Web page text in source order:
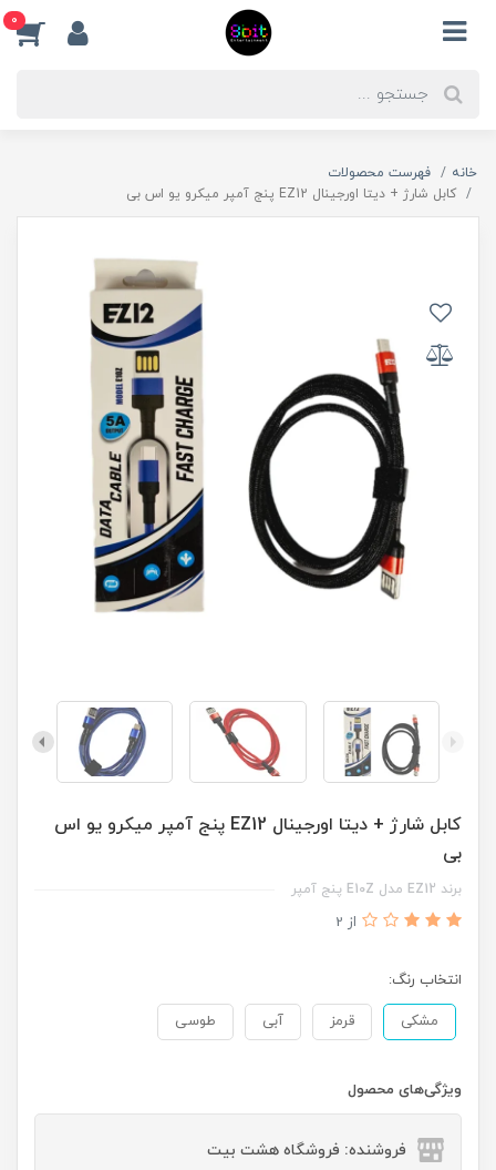
0
خانه
فهرست محصولات
کابل شارژ + دیتا اورجینال EZ12 پنج آمپر میکرو یو اس بی
کابل شارژ + دیتا اورجینال EZ12 پنج آمپر میکرو یو اس
بی
برند EZ12 مدل E10Z پنج آمپر
از 2
انتخاب رنگ:
مشکی قرمز آبی طوسی
ویژگی‌های محصول
فروشنده: فروشگاه هشت بیت